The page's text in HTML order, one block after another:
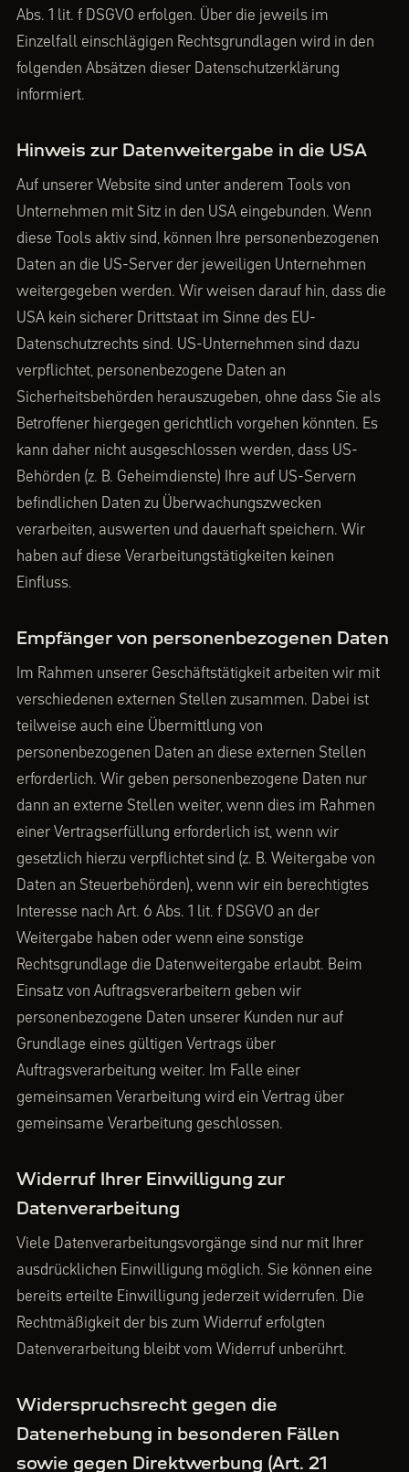
Abs. 1 lit. f DSGVO erfolgen. Über die jeweils im
Einzelfall einschlägigen Rechtsgrundlagen wird in den
folgenden Absätzen dieser Datenschutzerklärung
informiert.
Hinweis zur Datenweitergabe in die USA
Auf unserer Website sind unter anderem Tools von
Unternehmen mit Sitz in den USA eingebunden. Wenn
diese Tools aktiv sind, können Ihre personenbezogenen
Daten an die US-Server der jeweiligen Unternehmen
weitergegeben werden. Wir weisen darauf hin, dass die
USA kein sicherer Drittstaat im Sinne des EU-
Datenschutzrechts sind. US-Unternehmen sind dazu
verpflichtet, personenbezogene Daten an
Sicherheitsbehörden herauszugeben, ohne dass Sie als
Betroffener hiergegen gerichtlich vorgehen könnten. Es
kann daher nicht ausgeschlossen werden, dass US-
Behörden (z. B. Geheimdienste) Ihre auf US-Servern
befindlichen Daten zu Überwachungszwecken
verarbeiten, auswerten und dauerhaft speichern. Wir
haben auf diese Verarbeitungstätigkeiten keinen
Einfluss.
Empfänger von personenbezogenen Daten
Im Rahmen unserer Geschäftstätigkeit arbeiten wir mit
verschiedenen externen Stellen zusammen. Dabei ist
teilweise auch eine Übermittlung von
personenbezogenen Daten an diese externen Stellen
erforderlich. Wir geben personenbezogene Daten nur
dann an externe Stellen weiter, wenn dies im Rahmen
einer Vertragserfüllung erforderlich ist, wenn wir
gesetzlich hierzu verpflichtet sind (z. B. Weitergabe von
Daten an Steuerbehörden), wenn wir ein berechtigtes
Interesse nach Art. 6 Abs. 1 lit. f DSGVO an der
Weitergabe haben oder wenn eine sonstige
Rechtsgrundlage die Datenweitergabe erlaubt. Beim
Einsatz von Auftragsverarbeitern geben wir
personenbezogene Daten unserer Kunden nur auf
Grundlage eines gültigen Vertrags über
Auftragsverarbeitung weiter. Im Falle einer
gemeinsamen Verarbeitung wird ein Vertrag über
gemeinsame Verarbeitung geschlossen.
Widerruf Ihrer Einwilligung zur
Datenverarbeitung
Viele Datenverarbeitungsvorgänge sind nur mit Ihrer
ausdrücklichen Einwilligung möglich. Sie können eine
bereits erteilte Einwilligung jederzeit widerrufen. Die
Rechtmäßigkeit der bis zum Widerruf erfolgten
Datenverarbeitung bleibt vom Widerruf unberührt.
Widerspruchsrecht gegen die
Datenerhebung in besonderen Fällen
sowie gegen Direktwerbung (Art. 21